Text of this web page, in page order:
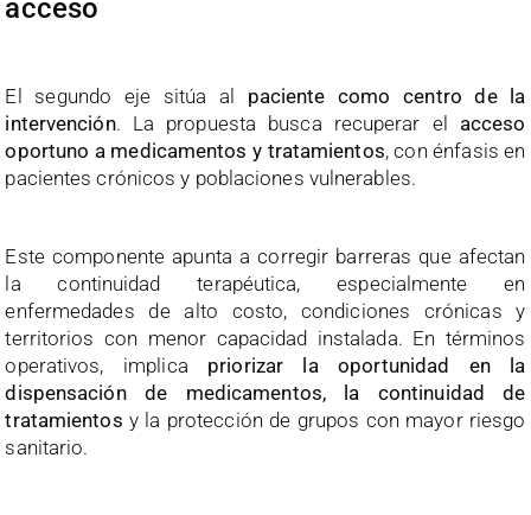
acceso
El segundo eje sitúa al paciente como centro de la
intervención. La propuesta busca recuperar el acceso
oportuno a medicamentos y tratamientos, con énfasis en
pacientes crónicos y poblaciones vulnerables.
Este componente apunta a corregir barreras que afectan
la continuidad terapéutica, especialmente en
enfermedades de alto costo, condiciones crónicas y
territorios con menor capacidad instalada. En términos
operativos, implica priorizar la oportunidad en la
dispensación de medicamentos, la continuidad de
tratamientos y la protección de grupos con mayor riesgo
sanitario.